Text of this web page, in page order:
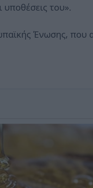
υποθέσεις του».
Ένωσης,